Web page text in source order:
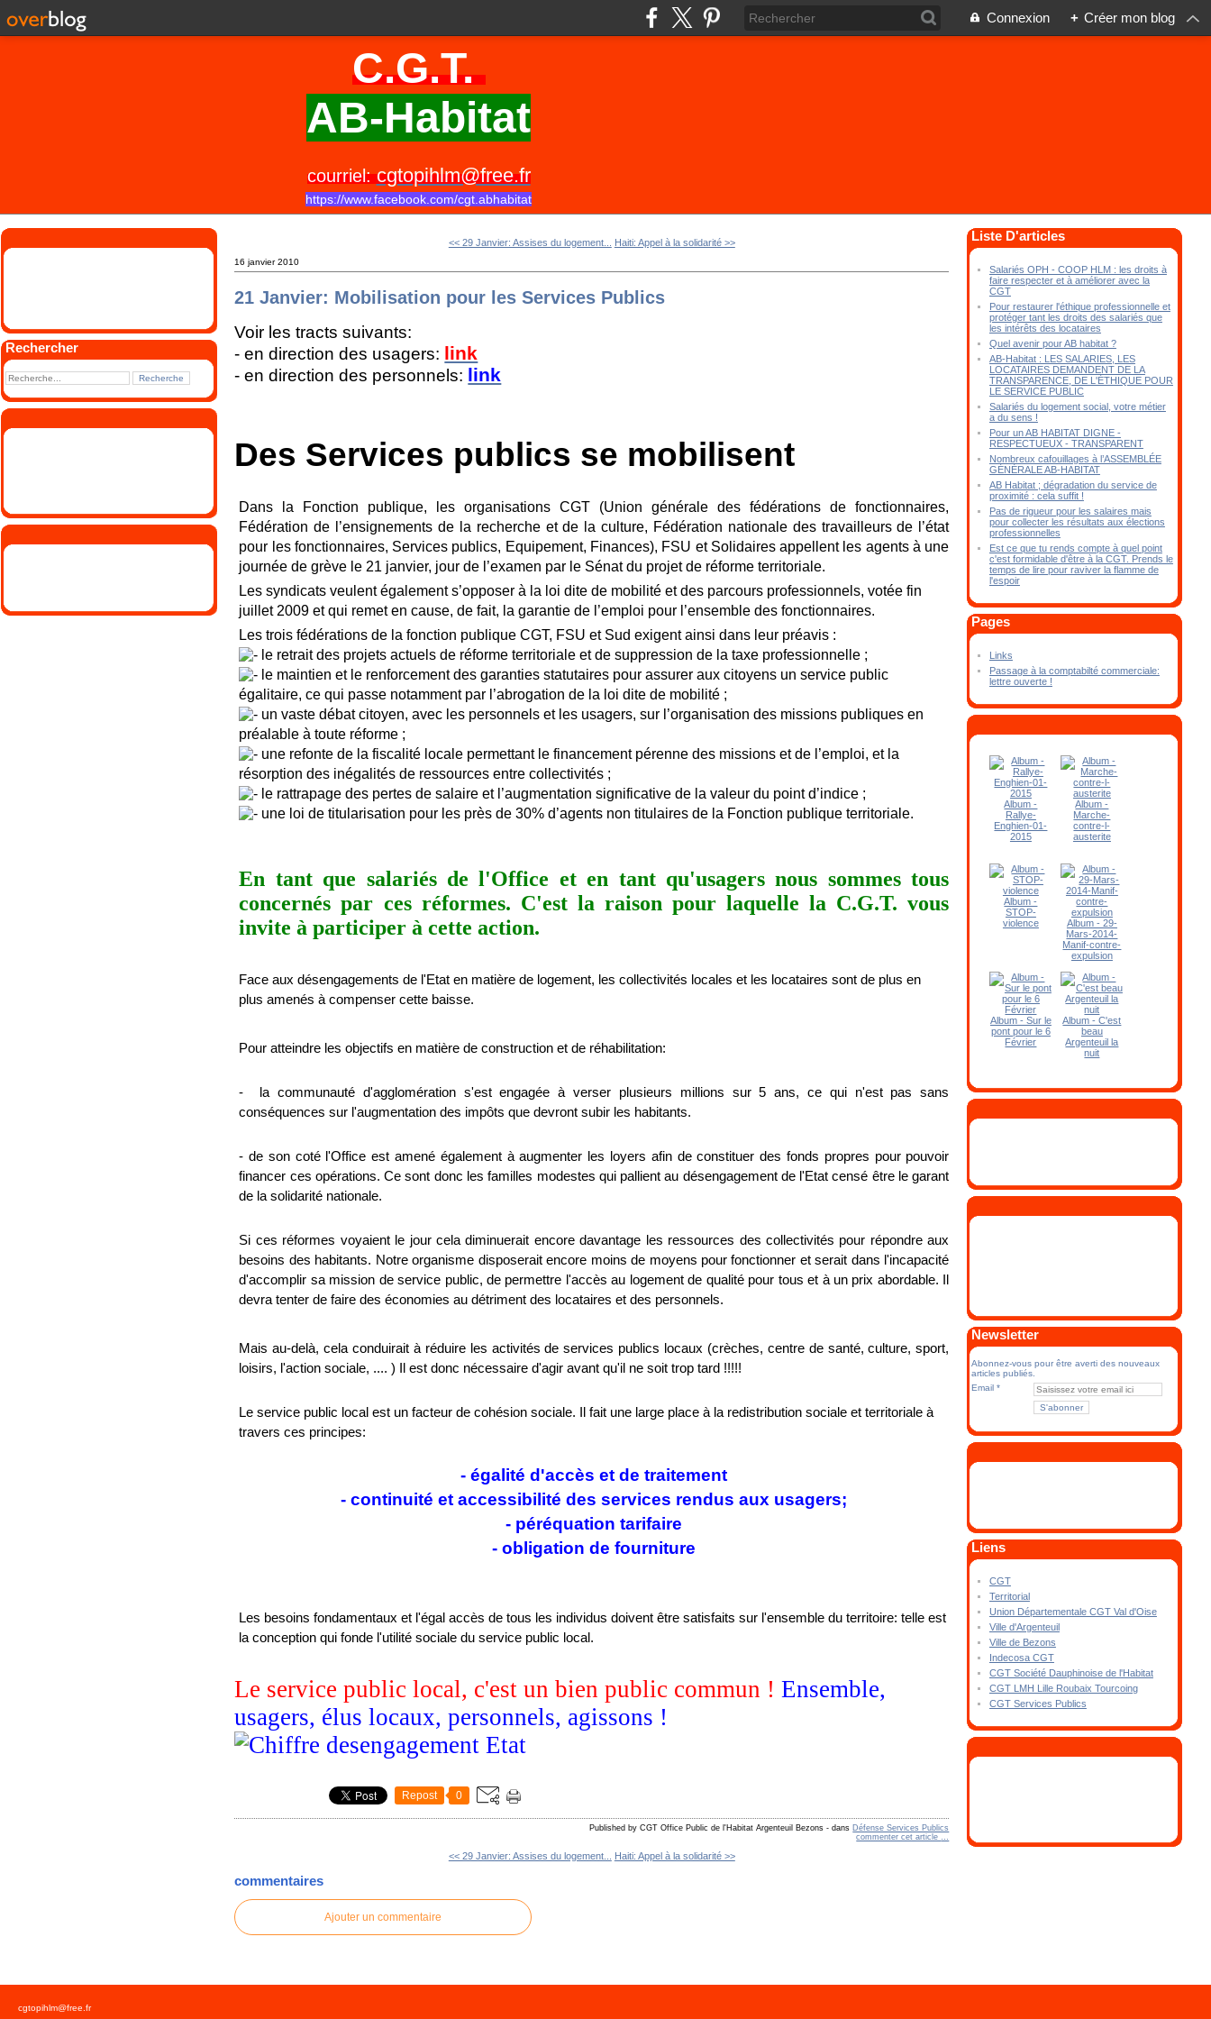
Connexion + Créer mon blog
C.G.T.
AB-Habitat
courriel:cgtopihlm@free.fr
https://www.facebook.com/cgt.abhabitat
Rechercher
<< 29 Janvier: Assises du logement... Haiti: Appel à la solidarité >>
16 janvier 2010
21 Janvier: Mobilisation pour les Services Publics
Voir les tracts suivants:
- en direction des usagers: link
- en direction des personnels: link
Des Services publics se mobilisent
Dans la Fonction publique, les organisations CGT (Union générale des fédérations de fonctionnaires,
Fédération de l’ensignements de la recherche et de la culture, Fédération nationale des travailleurs de l’état
pour les fonctionnaires, Services publics, Equipement, Finances), FSU et Solidaires appellent les agents à une
journée de grève le 21 janvier, jour de l’examen par le Sénat du projet de réforme territoriale.
Les syndicats veulent également s’opposer à la loi dite de mobilité et des parcours professionnels, votée fin
juillet 2009 et qui remet en cause, de fait, la garantie de l’emploi pour l’ensemble des fonctionnaires.
Les trois fédérations de la fonction publique CGT, FSU et Sud exigent ainsi dans leur préavis :
le retrait des projets actuels de réforme territoriale et de suppression de la taxe professionnelle ;
le maintien et le renforcement des garanties statutaires pour assurer aux citoyens un service public
égalitaire, ce qui passe notamment par l’abrogation de la loi dite de mobilité ;
un vaste débat citoyen, avec les personnels et les usagers, sur l’organisation des missions publiques en
préalable à toute réforme ;
une refonte de la fiscalité locale permettant le financement pérenne des missions et de l’emploi, et la
résorption des inégalités de ressources entre collectivités ;
le rattrapage des pertes de salaire et l’augmentation significative de la valeur du point d’indice ;
une loi de titularisation pour les près de 30% d’agents non titulaires de la Fonction publique territoriale.
En tant que salariés de l'Office et en tant qu'usagers nous sommes tous
concernés par ces réformes. C'est la raison pour laquelle la C.G.T. vous
invite à participer à cette action.
Face aux désengagements de l'Etat en matière de logement, les collectivités locales et les locataires sont de plus en
plus amenés à compenser cette baisse.
Pour atteindre les objectifs en matière de construction et de réhabilitation:
-
la communauté d'agglomération s'est engagée à verser plusieurs millions sur 5 ans, ce qui n'est pas sans
conséquences sur l'augmentation des impôts que devront subir les habitants.
- de son coté l'Office est amené également à augmenter les loyers afin de constituer des fonds propres pour pouvoir
financer ces opérations. Ce sont donc les familles modestes qui pallient au désengagement de l'Etat censé être le garant
de la solidarité nationale.
Si ces réformes voyaient le jour cela diminuerait encore davantage les ressources des collectivités pour répondre aux
besoins des habitants. Notre organisme disposerait encore moins de moyens pour fonctionner et serait dans l'incapacité
d'accomplir sa mission de service public, de permettre l'accès au logement de qualité pour tous et à un prix abordable. Il
devra tenter de faire des économies au détriment des locataires et des personnels.
Mais au-delà, cela conduirait à réduire les activités de services publics locaux (crèches, centre de santé, culture, sport,
loisirs, l'action sociale, .... ) Il est donc nécessaire d'agir avant qu'il ne soit trop tard !!!!!
Le service public local est un facteur de cohésion sociale. Il fait une large place à la redistribution sociale et territoriale à
travers ces principes:
- égalité d'accès et de traitement
- continuité et accessibilité des services rendus aux usagers;
- péréquation tarifaire
- obligation de fourniture
Les besoins fondamentaux et l'égal accès de tous les individus doivent être satisfaits sur l'ensemble du territoire: telle est
la conception qui fonde l'utilité sociale du service public local.
Le service public local, c'est un bien public commun ! Ensemble,
usagers, élus locaux, personnels, agissons !
Repost 0
Published by CGT Office Public de l'Habitat Argenteuil Bezons - dans Défense Services Publics
commenter cet article …
<< 29 Janvier: Assises du logement... Haiti: Appel à la solidarité >>
commentaires
Ajouter un commentaire
Liste D'articles
Salariés OPH - COOP HLM : les droits à
faire respecter et à améliorer avec la
CGT
Pour restaurer l'éthique professionnelle et
protéger tant les droits des salariés que
les intérêts des locataires
Quel avenir pour AB habitat ?
AB-Habitat : LES SALARIES, LES
LOCATAIRES DEMANDENT DE LA
TRANSPARENCE, DE L'ÉTHIQUE POUR
LE SERVICE PUBLIC
Salariés du logement social, votre métier
a du sens !
Pour un AB HABITAT DIGNE -
RESPECTUEUX - TRANSPARENT
Nombreux cafouillages à l’ASSEMBLÉE
GÉNÉRALE AB-HABITAT
AB Habitat ; dégradation du service de
proximité : cela suffit !
Pas de rigueur pour les salaires mais
pour collecter les résultats aux élections
professionnelles
Est ce que tu rends compte à quel point
c'est formidable d'être à la CGT. Prends le
temps de lire pour raviver la flamme de
l'espoir
Pages
Links
Passage à la comptabilté commerciale:
lettre ouverte !
Album -
Rallye-
Enghien-01-
2015
Album -
Marche-
contre-l-
austerite
Album -
STOP-
violence
Album - 29-
Mars-2014-
Manif-contre-
expulsion
Album - Sur le
pont pour le 6
Février
Album - C'est
beau
Argenteuil la
nuit
Newsletter
Abonnez-vous pour être averti des nouveaux
articles publiés.
Email
Liens
CGT
Territorial
Union Départementale CGT Val d'Oise
Ville d'Argenteuil
Ville de Bezons
Indecosa CGT
CGT Société Dauphinoise de l'Habitat
CGT LMH Lille Roubaix Tourcoing
CGT Services Publics
cgtopihlm@free.fr